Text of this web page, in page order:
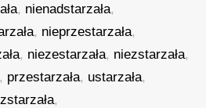
, nienadstarzała,
, nieprzestarzała,
, niezestarzała, niezstarzała,
, przestarzała, ustarzała,
zstarzała,